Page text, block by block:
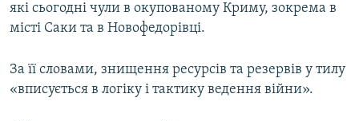
які сьогодні чули в окупованому Криму, зокрема в
місті Саки та в Новофедорівці.
За її словами, знищення ресурсів та резервів у тилу
«вписується в логіку і тактику ведення війни».